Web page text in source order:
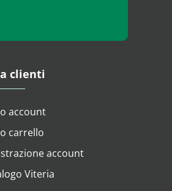
clienti
account
carrello
account
Viteria